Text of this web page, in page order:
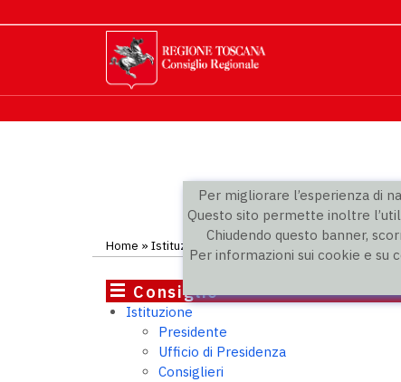
Per migliorare l’esperienza di
Questo sito permette inoltre
Chiudendo questo banner,
Per informazioni sui cookie e su
Home » Istituzione»Gruppi politici» Partito
Consiglio
Istituzione
Presidente
Ufficio di Presidenza
Consiglieri